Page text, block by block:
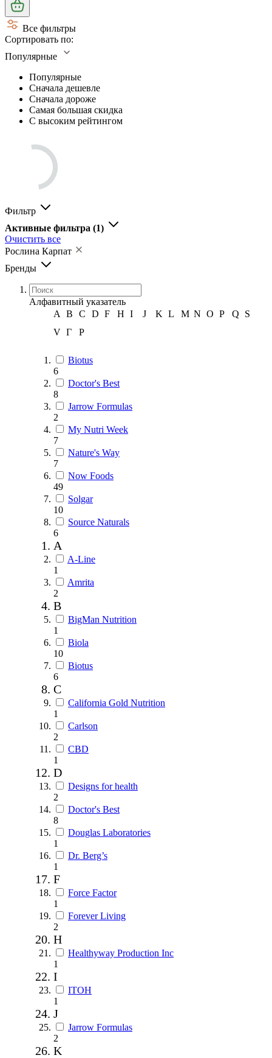
Все фильтры
Сортировать по:
Популярные
Популярные
Сначала дешевле
Сначала дороже
Самая большая скидка
С высоким рейтингом
Фильтр
Активные фильтра (1)
Очистить все
Рослина Карпат
Бренды
Алфавитный указатель
A
B C D F H I J K L M N O P Q
S
V Г Р
Biotus
6
Doctor's Best
8
Jarrow Formulas
2
My Nutri Week
7
Nature's Way
7
Now Foods
49
Solgar
10
Source Naturals
6
A
A-Line
1
Amrita
2
B
BigMan Nutrition
1
Biola
10
Biotus
6
C
California Gold Nutrition
1
Carlson
2
CBD
1
D
Designs for health
2
Doctor's Best
8
Douglas Laboratories
1
Dr. Berg’s
1
F
Force Factor
1
Forever Living
2
H
Healthyway Production Inc
1
I
ITOH
1
J
Jarrow Formulas
2
K